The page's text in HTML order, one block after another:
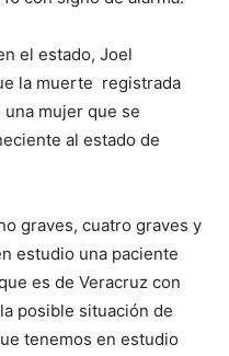
el estado, Joel
la muerte registrada
mujer que se
al estado de
graves, cuatro graves y
estudio una paciente
es de Veracruz con
posible situación de
tenemos en estudio